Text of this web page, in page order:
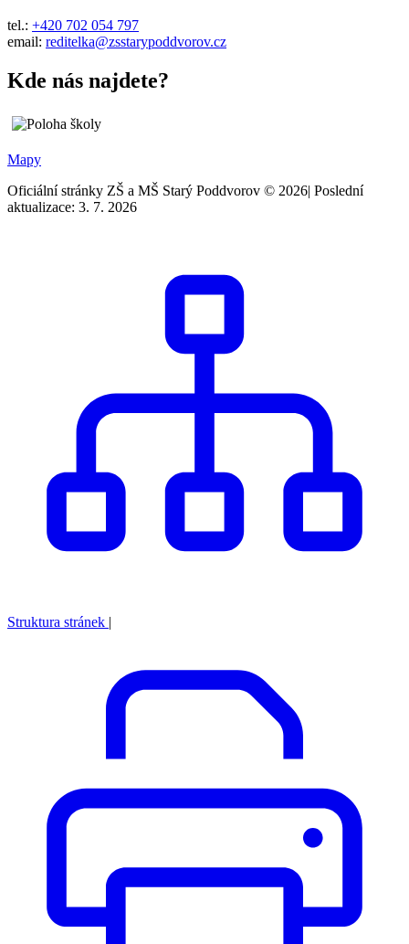
tel.: +420 702 054 797
email: reditelka@zsstarypoddvorov.cz
Kde nás najdete?
Mapy
Oficiální stránky ZŠ a MŠ Starý Poddvorov © 2026| Poslední
aktualizace: 3. 7. 2026
Struktura stránek |